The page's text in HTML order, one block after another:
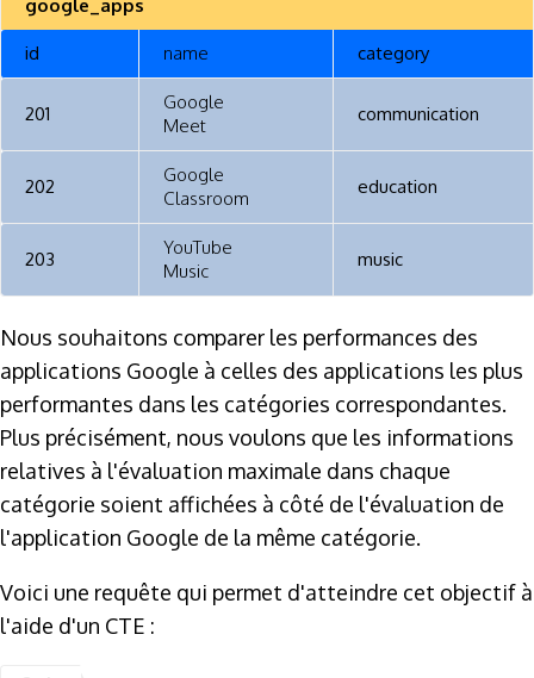
google_apps
id name category
201
Google
Meet
communication
202
Google
Classroom
education
203
YouTube
Music
music
Nous souhaitons comparer les performances des
applications Google à celles des applications les plus
performantes dans les catégories correspondantes.
Plus précisément, nous voulons que les informations
relatives à l'évaluation maximale dans chaque
catégorie soient affichées à côté de l'évaluation de
l'application Google de la même catégorie.
Voici une requête qui permet d'atteindre cet objectif à
l'aide d'un CTE :